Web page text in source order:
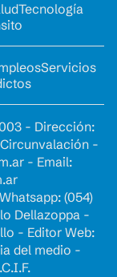
Tecnología
Servicios
- Dirección:
-
- Email:
Whatsapp: (054)
Dellazoppa -
- Editor Web:
del medio -